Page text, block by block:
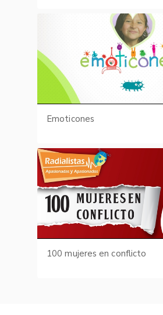
Emoticones
100 mujeres en conflicto